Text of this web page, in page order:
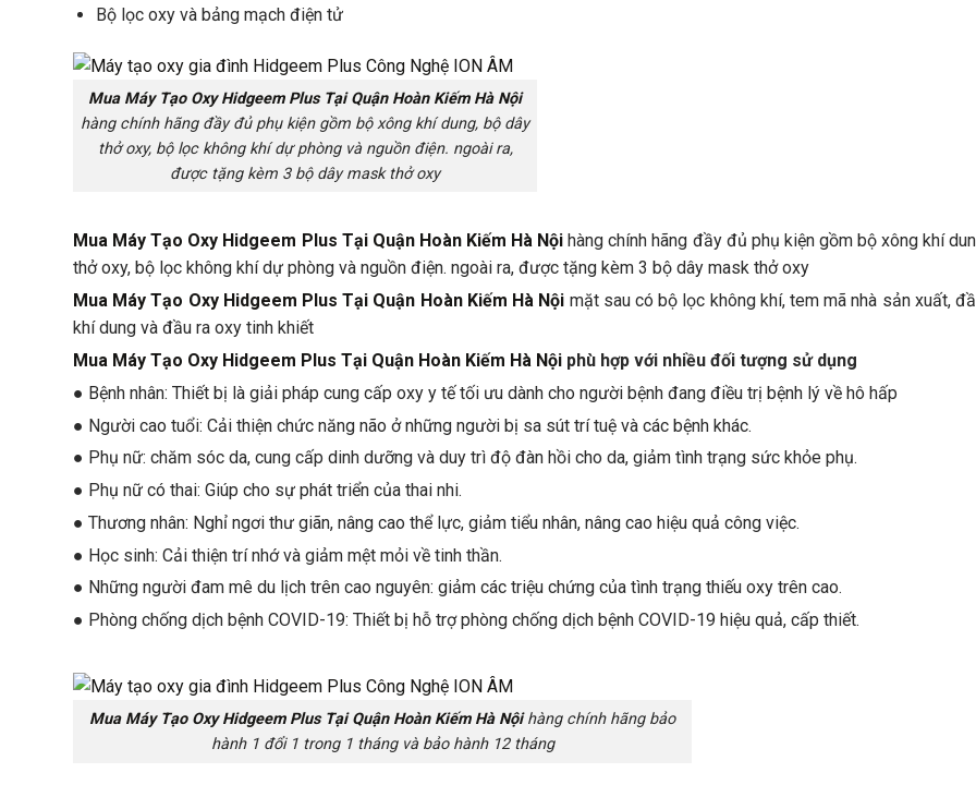
Bộ lọc oxy và bảng mạch điện tử
Mua Máy Tạo Oxy Hidgeem Plus Tại Quận Hoàn Kiếm Hà Nội
hàng chính hãng đầy đủ phụ kiện gồm bộ xông khí dung, bộ dây
thở oxy, bộ lọc không khí dự phòng và nguồn điện. ngoài ra,
được tặng kèm 3 bộ dây mask thở oxy
Mua Máy Tạo Oxy Hidgeem Plus Tại Quận Hoàn Kiếm Hà Nội hàng chính hãng đầy đủ phụ kiện gồm bộ xông khí
thở oxy, bộ lọc không khí dự phòng và nguồn điện. ngoài ra, được tặng kèm 3 bộ dây mask thở oxy
Mua Máy Tạo Oxy Hidgeem Plus Tại Quận Hoàn Kiếm Hà Nội mặt sau có bộ lọc không khí, tem mã nhà sản xuất,
khí dung và đầu ra oxy tinh khiết
Mua Máy Tạo Oxy Hidgeem Plus Tại Quận Hoàn Kiếm Hà Nội phù hợp với nhiều đối tượng sử dụng
● Bệnh nhân: Thiết bị là giải pháp cung cấp oxy y tế tối ưu dành cho người bệnh đang điều trị bệnh lý về hô hấp
● Người cao tuổi: Cải thiện chức năng não ở những người bị sa sút trí tuệ và các bệnh khác.
● Phụ nữ: chăm sóc da, cung cấp dinh dưỡng và duy trì độ đàn hồi cho da, giảm tình trạng sức khỏe phụ.
● Phụ nữ có thai: Giúp cho sự phát triển của thai nhi.
● Thương nhân: Nghỉ ngơi thư giãn, nâng cao thể lực, giảm tiểu nhân, nâng cao hiệu quả công việc.
● Học sinh: Cải thiện trí nhớ và giảm mệt mỏi về tinh thần.
● Những người đam mê du lịch trên cao nguyên: giảm các triệu chứng của tình trạng thiếu oxy trên cao.
● Phòng chống dịch bệnh COVID-19: Thiết bị hỗ trợ phòng chống dịch bệnh COVID-19 hiệu quả, cấp thiết.
Mua Máy Tạo Oxy Hidgeem Plus Tại Quận Hoàn Kiếm Hà Nội hàng chính hãng bảo
hành 1 đổi 1 trong 1 tháng và bảo hành 12 tháng